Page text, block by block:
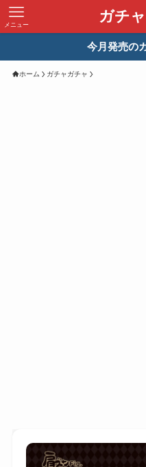
ガチ
メニュー
今月発売の
ホーム ガチャガチャ